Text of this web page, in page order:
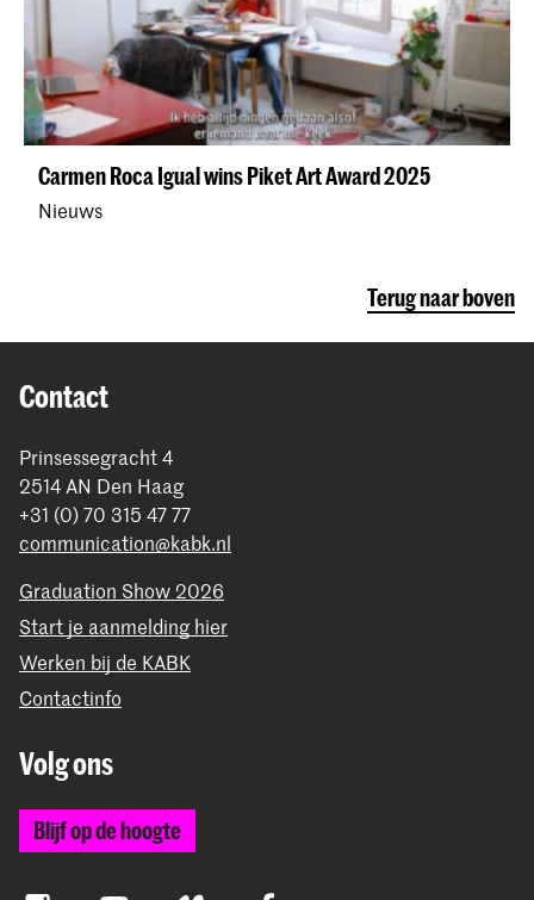
Carmen Roca Igual wins Piket Art Award 2025
Nieuws
Terug naar boven
Contact
Prinsessegracht 4
2514 AN Den Haag
+31 (0) 70 315 47 77
communication@kabk.nl
Graduation Show 2026
Start je aanmelding hier
Werken bij de KABK
Contactinfo
Volg ons
Blijf op de hoogte